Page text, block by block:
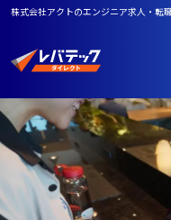
株式会社アクトのエンジニア求人・転